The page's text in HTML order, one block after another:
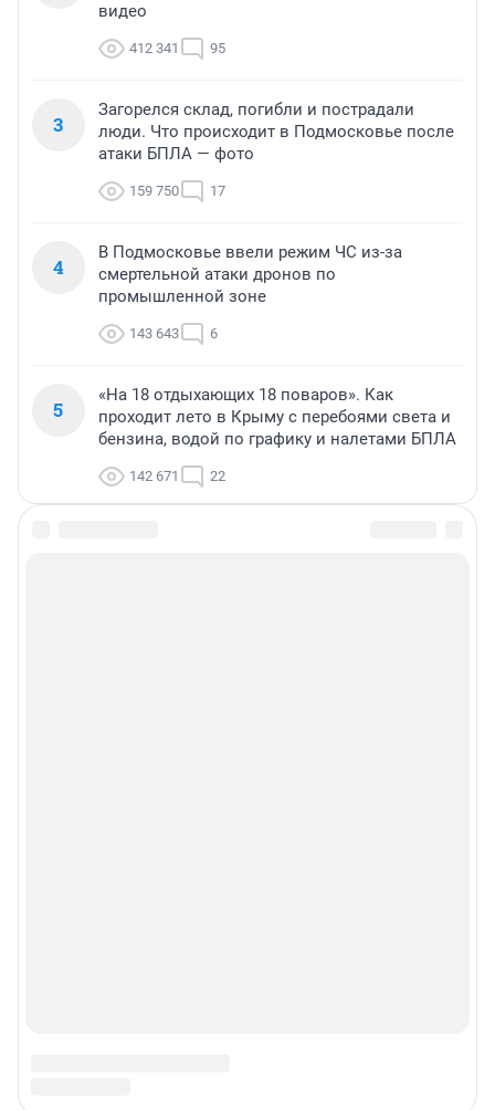
видео
412 341 95
3
Загорелся склад, погибли и пострадали
люди. Что происходит в Подмосковье после
атаки БПЛА — фото
159 750 17
4
В Подмосковье ввели режим ЧС из-за
смертельной атаки дронов по
промышленной зоне
143 643 6
5
«На 18 отдыхающих 18 поваров». Как
проходит лето в Крыму с перебоями света и
бензина, водой по графику и налетами БПЛА
142 671 22